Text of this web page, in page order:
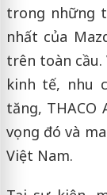
trong những
nhất của
trên toàn
kinh tế, nhu
tăng, THACO
vọng đó và
Việt Nam.